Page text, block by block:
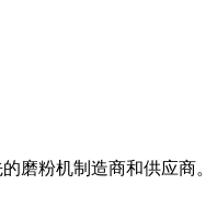
磨粉机制造商和供应商